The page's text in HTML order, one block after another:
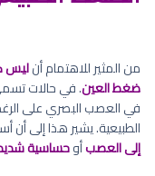
من المثير للاهتمام أنليس
ضغط العين. في حالات
في العصب البصري على
الطبيعية. يشير هذا إلى
إلى العصبأوحساسية